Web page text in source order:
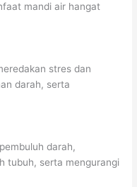
mandi air hangat
stres dan
darah, serta
darah,
tubuh, serta mengurangi